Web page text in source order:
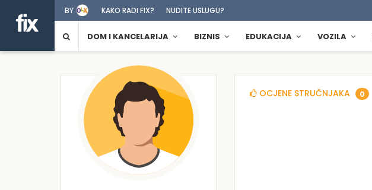
BY KAKO RADI FIX? NUDITE USLUGU?
DOM I KANCELARIJA BIZNIS EDUKACIJA VOZILA
OCJENE STRUČNJAKA 0